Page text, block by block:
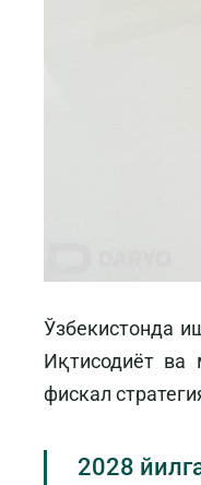
Ўзбекистонда
Иқтисодиёт ва
фискал
2028